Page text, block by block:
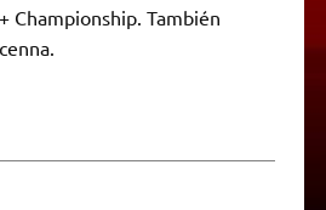
n
Championship. También